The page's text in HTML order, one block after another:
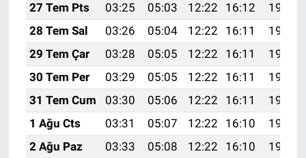
27 Tem Pts
03:25 05:03 12:22 16:12
19:31
28 Tem Sal
03:26 05:04 12:22 16:11
19:30
29 Tem Çar
03:28 05:05 12:22 16:11
19:29
30 Tem Per
03:29 05:05 12:22 16:11
19:28
31 Tem Cum
03:30 05:06 12:22 16:11
19:27
1 Ağu Cts
03:31 05:07 12:22 16:10
19:26
2 Ağu Paz
03:33 05:08 12:22 16:10
19:25